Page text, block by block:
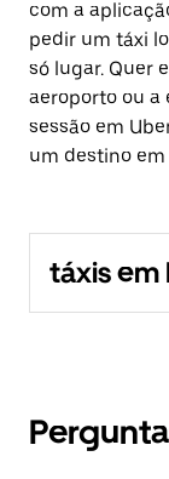
com a
pedir um táxi
só lugar. Quer
aeroporto ou a
sessão em
um destino em
táxis em